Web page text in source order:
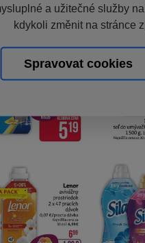
a užitečné služby
kdykoli změnit na stránce
Spravovat cookies